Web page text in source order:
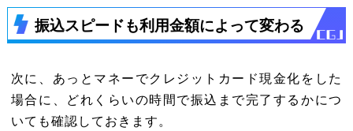
振込スピードも利用金額によって変わる
次に、あっとマネーでクレジットカード現金化をした
場合に、どれくらいの時間で振込まで完了するかにつ
いても確認しておきます。